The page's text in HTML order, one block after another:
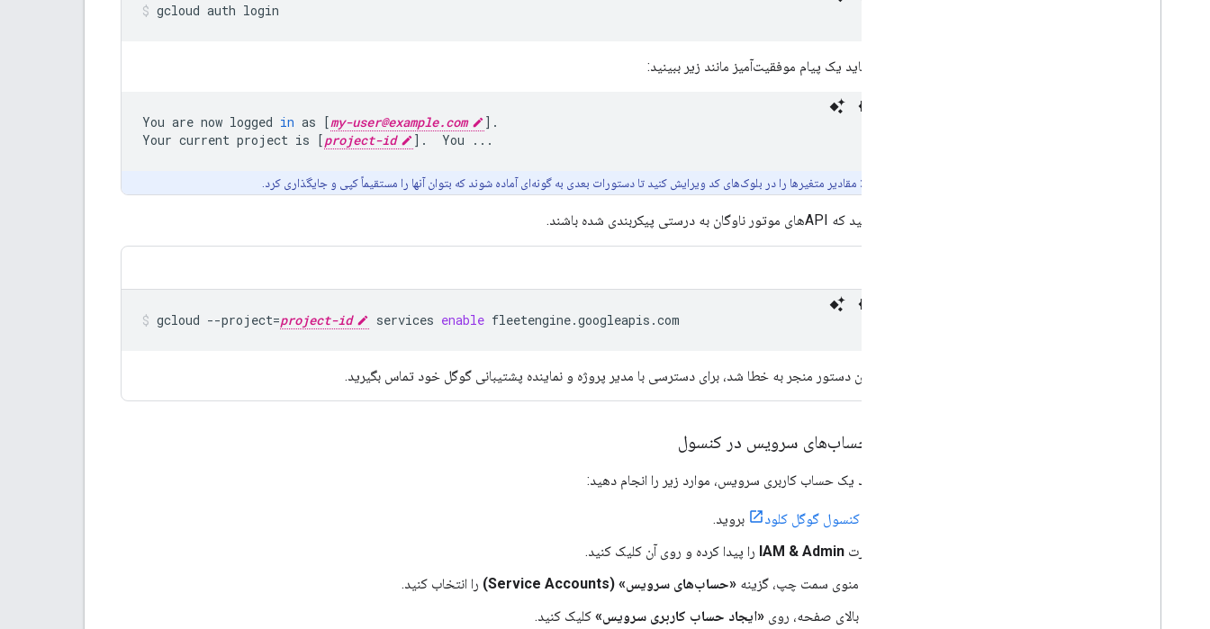
gcloud auth login
شما باید یک پیام موفقیت‌آمیز مانند زیر ببینید:
You are now logged in as [my-user@example.com ] .
Your current project is [project-id ] . You
توجه: مقادیر متغیرها را در بلوک‌های کد ویرایش کنید تا دستورات بعدی به گونه‌ای آماده شوند که بتوان آنها را مستقیماً کپی و جایگذاری کرد.
بررسی کنید که APIهای موتور ناوگان به درستی پیکربندی شده باشند.
gcloud --project=project-id services enable fleetengine.googleapis.com
اگر این دستور منجر به خطا شد، برای دسترسی با مدیر پروژه و نماینده پشتیبانی گوگل خود تماس بگیرید.
ایجاد حساب‌های سرویس در کنسول
برای ایجاد یک حساب کاربری سرویس، موارد زیر را انجام دهید:
کنسول گوگل کلود
بروید.
کارت IAM & Admin را پیدا کرده و روی آن کلیک کنید.
در منوی سمت چپ، گزینه «حساب‌های سرویس» (Service Accounts)
را انتخاب کنید.
در بالای صفحه، روی «ایجاد حساب کاربری سرویس» کلیک کنید.